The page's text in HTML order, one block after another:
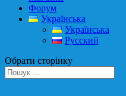
Форум
Українська
Українська
Русский
Обрати сторінку